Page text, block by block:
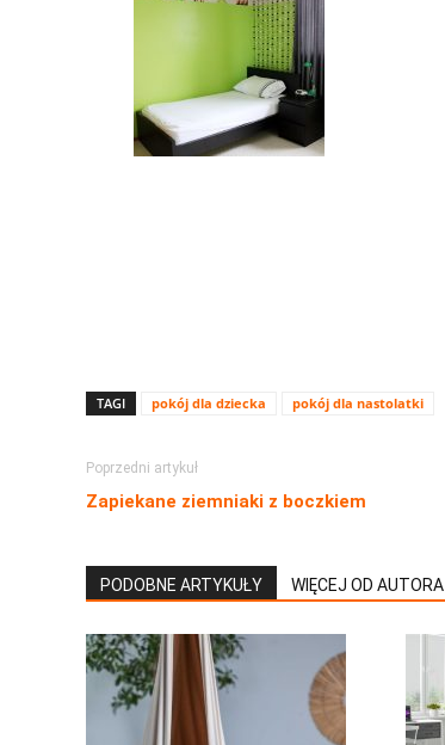
TAGI pokój dla dziecka pokój dla nastolatki
Poprzedni artykuł
Zapiekane ziemniaki z boczkiem
PODOBNE ARTYKUŁY WIĘCEJ OD AUTORA